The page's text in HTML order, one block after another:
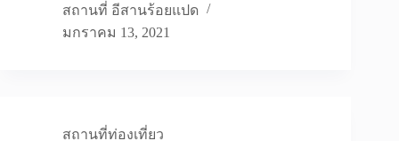
สถานที่ อีสานร้อยแปด
มกราคม 13, 2021
สถานที่ท่องเที่ยว